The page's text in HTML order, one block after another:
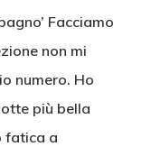
Facciamo
non mi
numero. Ho
più bella
fatica a